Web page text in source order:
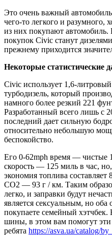
Это очень важный
чего-то легкого и разумного,
из них покупают автомобиль.
покупок Civic станут
прежнему приходится
Некоторые статистические
Civic использует 1,6-
турбодизель, который
намного более резкий 221
Разработанный всего лишь с
последний дает сильную
относительно небольшую
беспокойство.
Его 0-62mph время — чистые
скорость — 125 миль в час,
экономия топлива
CO2 — 93 г / км. Таким
легко, и заправки будут
является сексуальным, но
покупаете семейный
шины, в этом вам помогут эти
ребята https://asva.ua/catalog/